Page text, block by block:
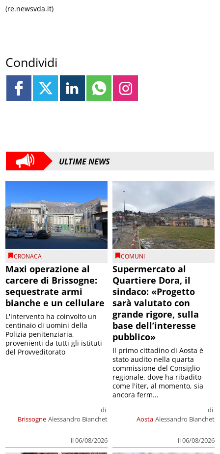
(re.newsvda.it)
Condividi
ULTIME NEWS
CRONACA
Maxi operazione al
carcere di Brissogne:
sequestrate armi
bianche e un cellulare
Brissogne
di
Alessandro Bianchet
il 06/08/2026
L'intervento ha coinvolto un
centinaio di uomini della
Polizia penitenziaria,
provenienti da tutti gli istituti
del Provveditorato
COMUNI
Supermercato al
Quartiere Dora, il
sindaco: «Progetto
sarà valutato con
grande rigore, sulla
base dell’interesse
pubblico»
Aosta
di
Alessandro Bianchet
il 06/08/2026
Il primo cittadino di Aosta è
stato audito nella quarta
commissione del Consiglio
regionale, dove ha ribadito
come l'iter, al momento, sia
ancora ferm...